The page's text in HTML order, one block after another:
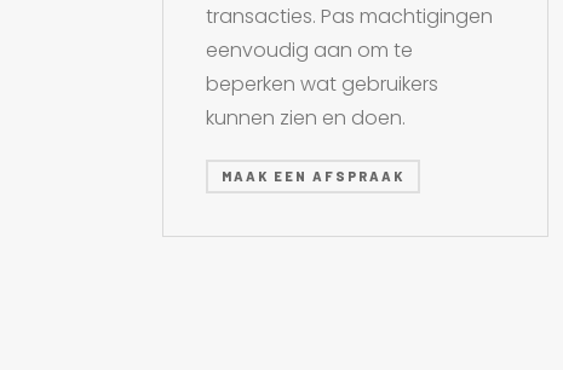
transacties. Pas machtigingen
eenvoudig aan om te
beperken wat gebruikers
kunnen zien en doen.
MAAK EEN AFSPRAAK